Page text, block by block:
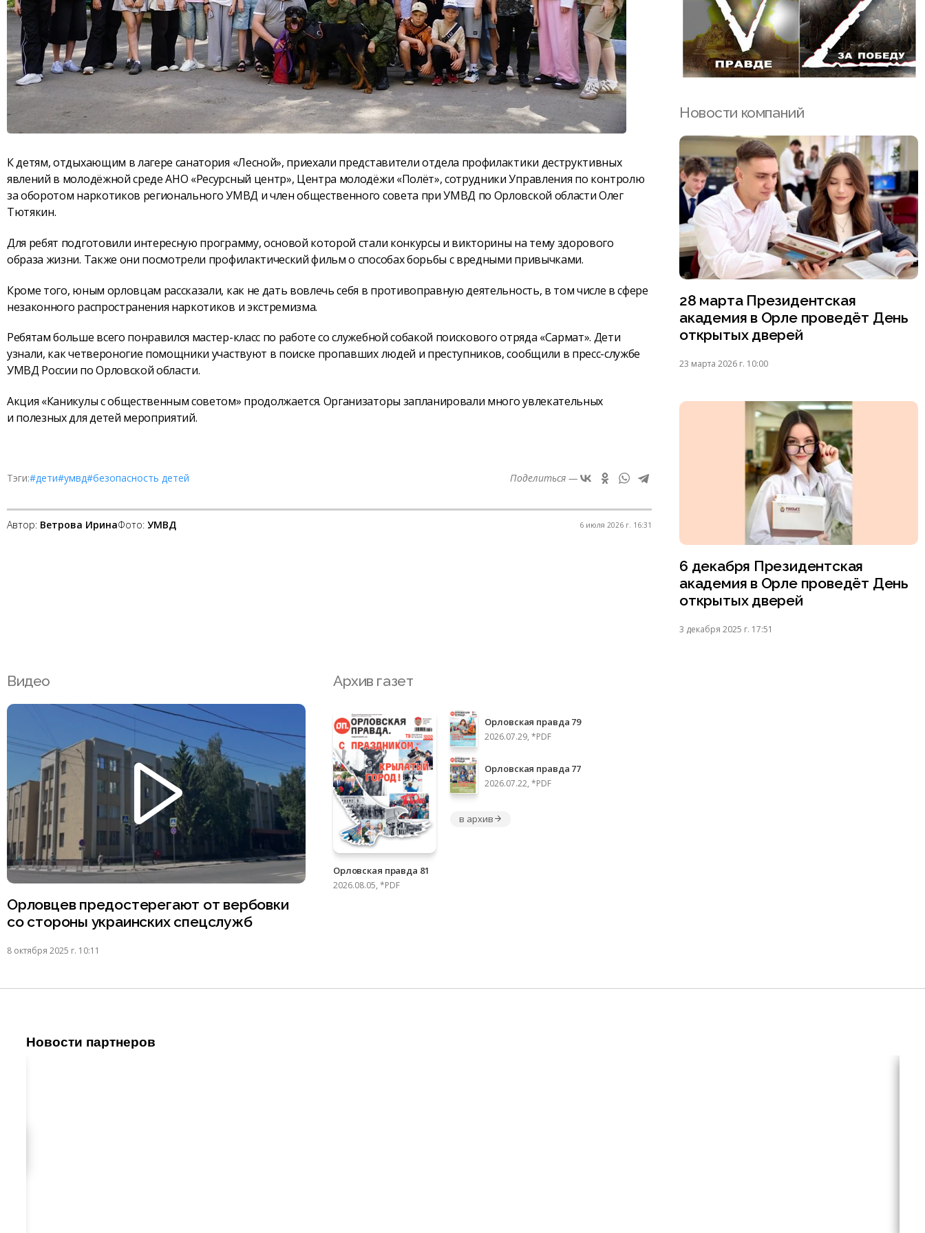
К детям, отдыхающим в лагере санатория «Лесной», приехали представители отдела профилактики деструктивных
явлений в молодёжной среде АНО «Ресурсный центр», Центра молодёжи «Полёт», сотрудники Управления по контролю
за оборотом наркотиков регионального УМВД и член общественного совета при УМВД по Орловской области Олег
Тютякин.
Для ребят подготовили интересную программу, основой которой стали конкурсы и викторины на тему здорового
образа жизни. Также они посмотрели профилактический фильм о способах борьбы с вредными привычками.
Кроме того, юным орловцам рассказали, как не дать вовлечь себя в противоправную деятельность, в том числе в сфере
незаконного распространения наркотиков и экстремизма.
Ребятам больше всего понравился мастер-класс по работе со служебной собакой поискового отряда «Сармат». Дети
узнали, как четвероногие помощники участвуют в поиске пропавших людей и преступников, сообщили в пресс-службе
УМВД России по Орловской области.
Акция «Каникулы с общественным советом» продолжается. Организаторы запланировали много увлекательных
и полезных для детей мероприятий.
Тэги:#дети#умвд#безопасность детей Поделиться —
Автор: Ветрова ИринаФото: УМВД 6 июля 2026 г. 16:31
Новости компаний
28 марта Президентская
академия в Орле проведёт День
открытых дверей
23 марта 2026 г. 10:00
6 декабря Президентская
академия в Орле проведёт День
открытых дверей
3 декабря 2025 г. 17:51
Видео
Орловцев предостерегают от вербовки
со стороны украинских спецслужб
8 октября 2025 г. 10:11
Архив газет
Орловская правда 81
2026.08.05, *PDF
Орловская правда 79
2026.07.29, *PDF
Орловская правда 77
2026.07.22, *PDF
в архив
Новости партнеров